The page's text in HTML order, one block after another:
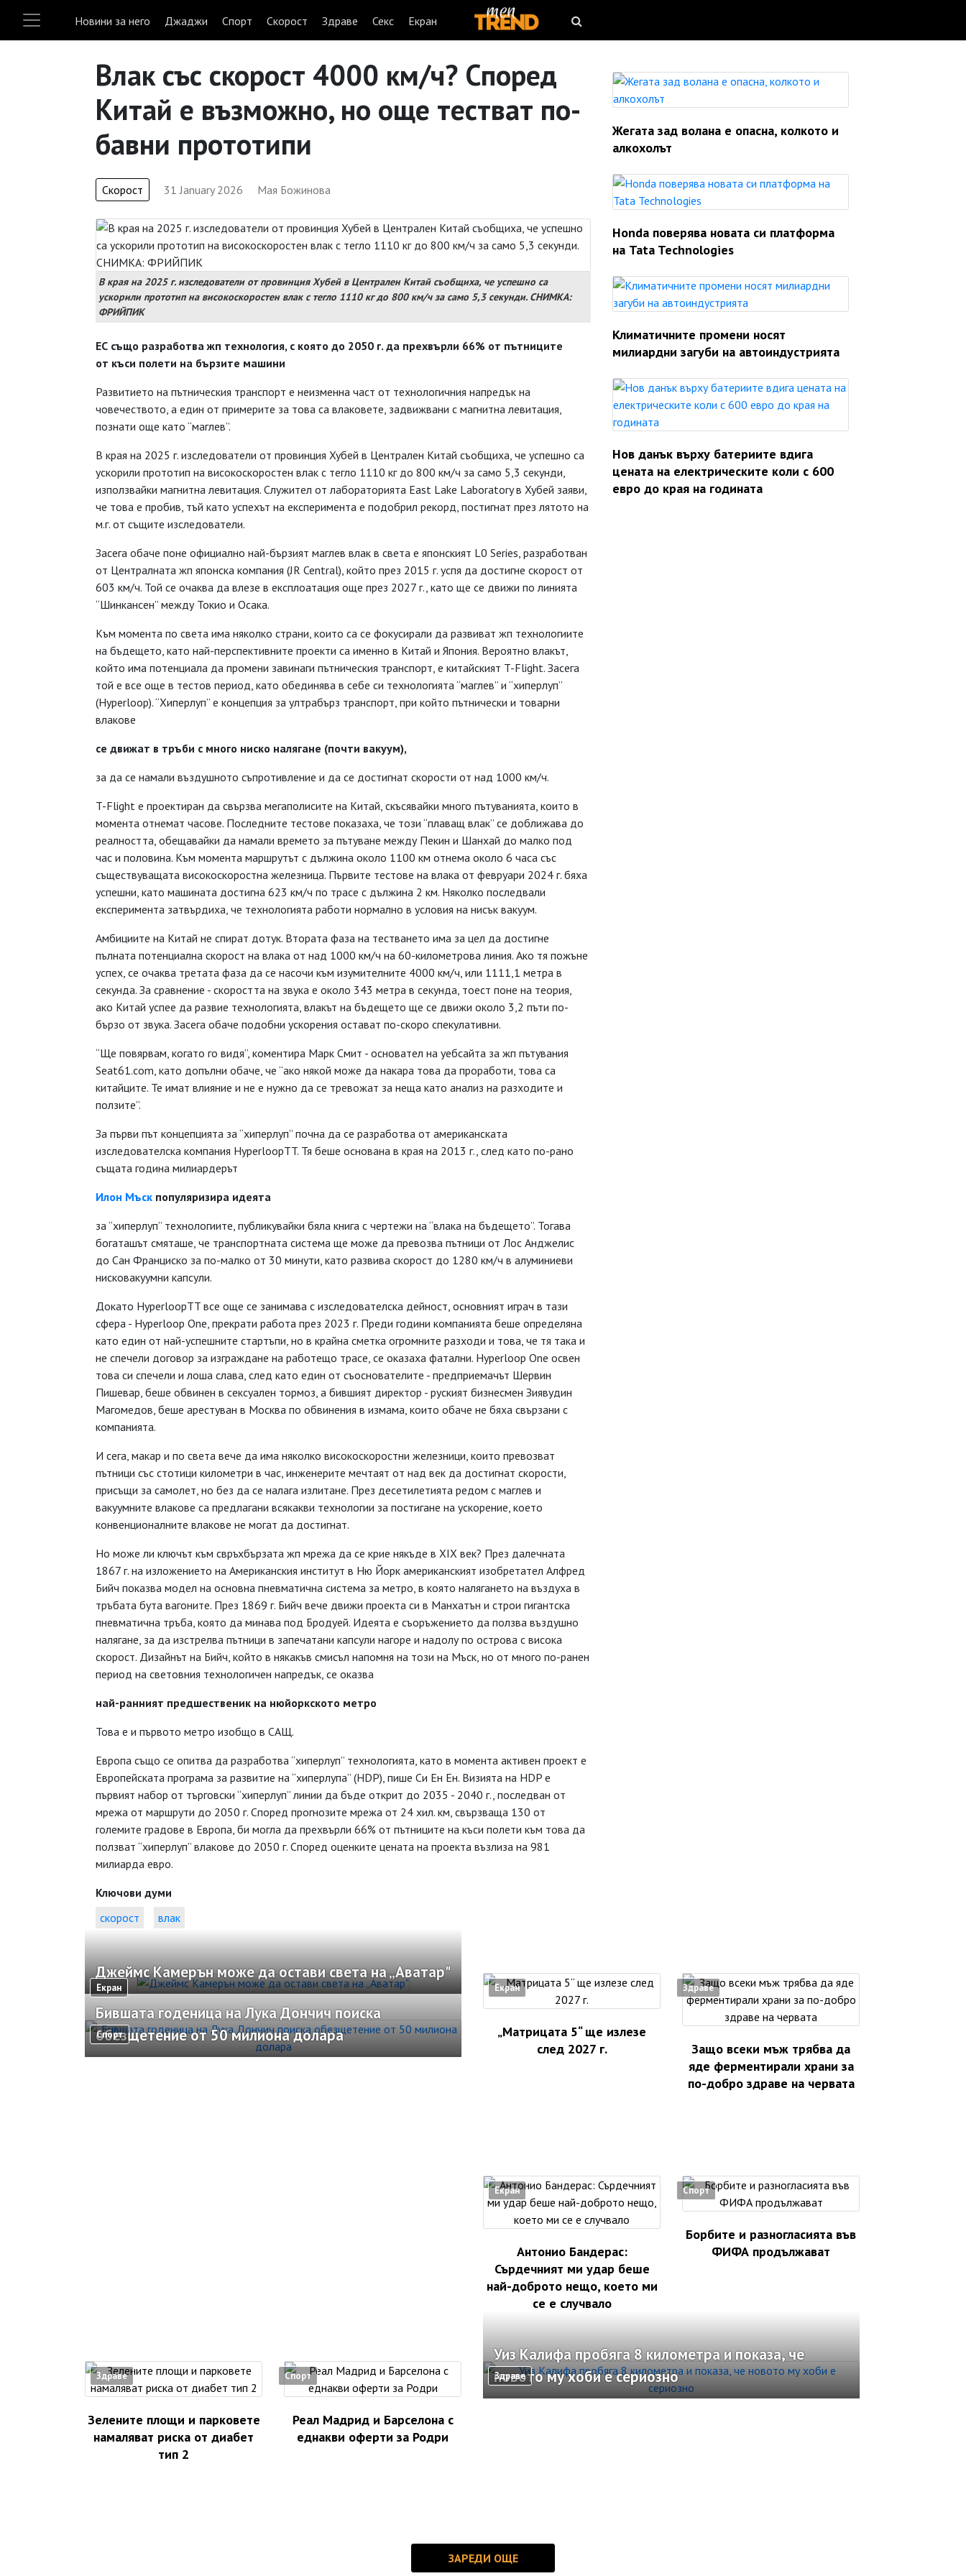
Новини за него Джаджи Спорт Скорост Здраве Секс Екран
Влак със скорост 4000 км/ч? Според
Китай е възможно, но още тестват по-
бавни прототипи
Скорост 31 January 2026 Мая Божинова
В края на 2025 г. изследователи от провинция Хубей в Централен Китай съобщиха, че успешно са
ускорили прототип на високоскоростен влак с тегло 1110 кг до 800 км/ч за само 5,3 секунди. СНИМКА:
ФРИЙПИК
ЕС също разработва жп технология, с която до 2050 г. да прехвърли 66% от пътниците
от къси полети на бързите машини
Развитието на пътническия транспорт е неизменна част от технологичния напредък на
човечеството, а един от примерите за това са влаковете, задвижвани с магнитна левитация,
познати още като “маглев”.
В края на 2025 г. изследователи от провинция Хубей в Централен Китай съобщиха, че успешно са
ускорили прототип на високоскоростен влак с тегло 1110 кг до 800 км/ч за само 5,3 секунди,
използвайки магнитна левитация. Служител от лабораторията East Lake Laboratory в Хубей заяви,
че това е пробив, тъй като успехът на експеримента е подобрил рекорд, постигнат през лятото на
м.г. от същите изследователи.
Засега обаче поне официално най-бързият маглев влак в света е японският L0 Series, разработван
от Централната жп японска компания (JR Central), който през 2015 г. успя да достигне скорост от
603 км/ч. Той се очаква да влезе в експлоатация още през 2027 г., като ще се движи по линията
“Шинкансен” между Токио и Осака.
Към момента по света има няколко страни, които са се фокусирали да развиват жп технологиите
на бъдещето, като най-перспективните проекти са именно в Китай и Япония. Вероятно влакът,
който има потенциала да промени завинаги пътническия транспорт, е китайският T-Flight. Засега
той е все още в тестов период, като обединява в себе си технологията “маглев” и “хиперлуп”
(Hyperloop). “Хиперлуп” е концепция за ултрабърз транспорт, при който пътнически и товарни
влакове
се движат в тръби с много ниско налягане (почти вакуум),
за да се намали въздушното съпротивление и да се достигнат скорости от над 1000 км/ч.
T-Flight е проектиран да свързва мегаполисите на Китай, скъсявайки много пътуванията, които в
момента отнемат часове. Последните тестове показаха, че този “плаващ влак” се доближава до
реалността, обещавайки да намали времето за пътуване между Пекин и Шанхай до малко под
час и половина. Към момента маршрутът с дължина около 1100 км отнема около 6 часа със
съществуващата високоскоростна железница. Първите тестове на влака от февруари 2024 г. бяха
успешни, като машината достигна 623 км/ч по трасе с дължина 2 км. Няколко последвали
експеримента затвърдиха, че технологията работи нормално в условия на нисък вакуум.
Амбициите на Китай не спират дотук. Втората фаза на тестването има за цел да достигне
пълната потенциална скорост на влака от над 1000 км/ч на 60-километрова линия. Ако тя пожъне
успех, се очаква третата фаза да се насочи към изумителните 4000 км/ч, или 1111,1 метра в
секунда. За сравнение - скоростта на звука е около 343 метра в секунда, тоест поне на теория,
ако Китай успее да развие технологията, влакът на бъдещето ще се движи около 3,2 пъти по-
бързо от звука. Засега обаче подобни ускорения остават по-скоро спекулативни.
“Ще повярвам, когато го видя”, коментира Марк Смит - основател на уебсайта за жп пътувания
Seat61.com, като допълни обаче, че “ако някой може да накара това да проработи, това са
китайците. Те имат влияние и не е нужно да се тревожат за неща като анализ на разходите и
ползите”.
За първи път концепцията за “хиперлуп” почна да се разработва от американската
изследователска компания HyperloopTT. Тя беше основана в края на 2013 г., след като по-рано
същата година милиардерът
Илон Мъск популяризира идеята
за “хиперлуп” технологиите, публикувайки бяла книга с чертежи на “влака на бъдещето”. Тогава
богаташът смяташе, че транспортната система ще може да превозва пътници от Лос Анджелис
до Сан Франциско за по-малко от 30 минути, като развива скорост до 1280 км/ч в алуминиеви
нисковакуумни капсули.
Докато HyperloopTT все още се занимава с изследователска дейност, основният играч в тази
сфера - Hyperloop One, прекрати работа през 2023 г. Преди години компанията беше определяна
като един от най-успешните стартъпи, но в крайна сметка огромните разходи и това, че тя така и
не спечели договор за изграждане на работещо трасе, се оказаха фатални. Hyperloop One освен
това си спечели и лоша слава, след като един от съоснователите - предприемачът Шервин
Пишевар, беше обвинен в сексуален тормоз, а бившият директор - руският бизнесмен Зиявудин
Магомедов, беше арестуван в Москва по обвинения в измама, които обаче не бяха свързани с
компанията.
И сега, макар и по света вече да има няколко високоскоростни железници, които превозват
пътници със стотици километри в час, инженерите мечтаят от над век да достигнат скорости,
присъщи за самолет, но без да се налага излитане. През десетилетията редом с маглев и
вакуумните влакове са предлагани всякакви технологии за постигане на ускорение, което
конвенционалните влакове не могат да достигнат.
Но може ли ключът към свръхбързата жп мрежа да се крие някъде в XIX век? През далечната
1867 г. на изложението на Американския институт в Ню Йорк американският изобретател Алфред
Бийч показва модел на основна пневматична система за метро, в която налягането на въздуха в
тръбата бута вагоните. През 1869 г. Бийч вече движи проекта си в Манхатън и строи гигантска
пневматична тръба, която да минава под Бродуей. Идеята е съоръжението да ползва въздушно
налягане, за да изстрелва пътници в запечатани капсули нагоре и надолу по острова с висока
скорост. Дизайнът на Бийч, който в някакъв смисъл напомня на този на Мъск, но от много по-ранен
период на световния технологичен напредък, се оказва
най-ранният предшественик на нюйоркското метро
Това е и първото метро изобщо в САЩ.
Европа също се опитва да разработва “хиперлуп” технологията, като в момента активен проект е
Европейската програма за развитие на “хиперлупа” (HDP), пише Си Ен Ен. Визията на HDP е
първият набор от търговски “хиперлуп” линии да бъде открит до 2035 - 2040 г., последван от
мрежа от маршрути до 2050 г. Според прогнозите мрежа от 24 хил. км, свързваща 130 от
големите градове в Европа, би могла да прехвърли 66% от пътниците на къси полети към това да
ползват “хиперлуп” влакове до 2050 г. Според оценките цената на проекта възлиза на 981
милиарда евро.
Ключови думи
скорост
влак
Жегата зад волана е опасна, колкото и
алкохолът
Honda поверява новата си платформа
на Tata Technologies
Климатичните промени носят
милиардни загуби на автоиндустрията
Нов данък върху батериите вдига
цената на електрическите коли с 600
евро до края на годината
Екран
Джеймс Камерън може да остави света на „Аватар"
Спорт
Бившата годеница на Лука Дончич поиска
обезщетение от 50 милиона долара
Екран
„Матрицата 5“ ще излезе
след 2027 г.
Здраве
Защо всеки мъж трябва да
яде ферментирали храни за
по-добро здраве на червата
Екран
Антонио Бандерас:
Сърдечният ми удар беше
най-доброто нещо, което ми
се е случвало
Спорт
Борбите и разногласията във
ФИФА продължават
Здраве
Зелените площи и парковете
намаляват риска от диабет
тип 2
Спорт
Реал Мадрид и Барселона с
еднакви оферти за Родри
Здраве
Уиз Калифа пробяга 8 километра и показа, че
новото му хоби е сериозно